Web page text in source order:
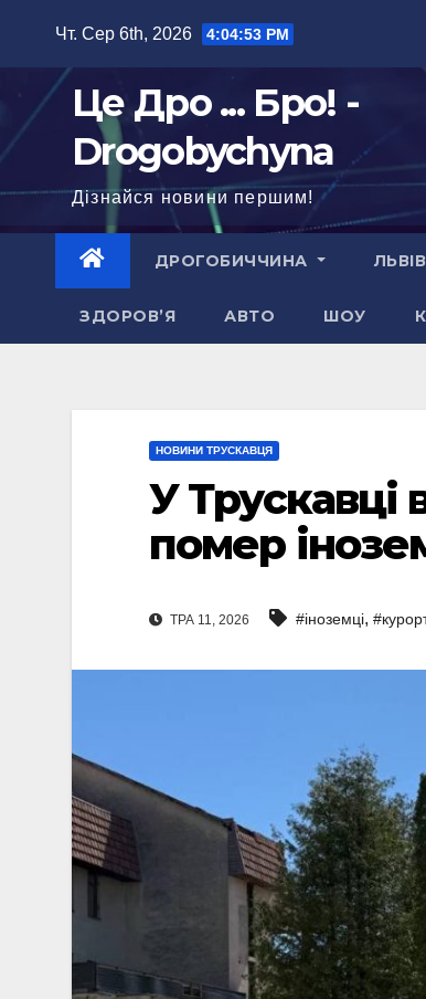
Чт. Сер 6th, 2026 4:04:55 PM
Це Дро ... Бро! -
Drogobychyna
Дізнайся новини першим!
ДРОГОБИЧЧИНА ЛЬВІВ
ЗДОРОВ’Я АВТО ШОУ
НОВИНИ ТРУСКАВЦЯ
У Трускавці
помер
ТРА 11, 2026 #іноземці,